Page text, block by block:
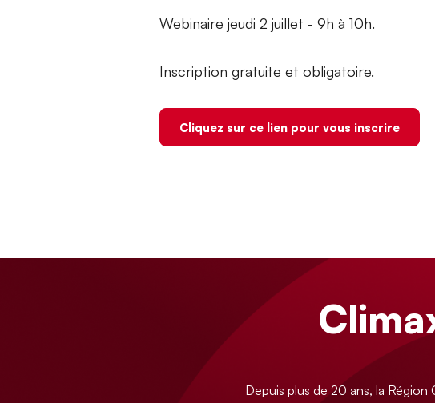
Webinaire jeudi 2 juillet - 9h à 10h.
Inscription gratuite et obligatoire.
Cliquez sur ce lien pour vous inscrire
Depuis plus de 20 ans, la